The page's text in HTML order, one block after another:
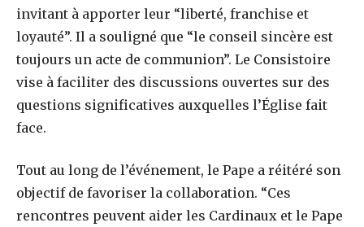
invitant à apporter leur “liberté, franchise et
loyauté”. Il a souligné que “le conseil sincère est
toujours un acte de communion”. Le Consistoire
vise à faciliter des discussions ouvertes sur des
questions significatives auxquelles l’Église fait
face.
Tout au long de l’événement, le Pape a réitéré son
objectif de favoriser la collaboration. “Ces
rencontres peuvent aider les Cardinaux et le Pape